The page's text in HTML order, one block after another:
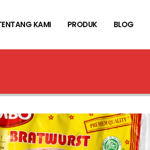
KAMI PRODUK BLOG